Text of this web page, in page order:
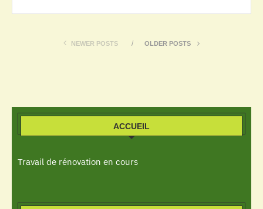
NEWER POSTS OLDER POSTS
ACCUEIL
Travail de rénovation en cours